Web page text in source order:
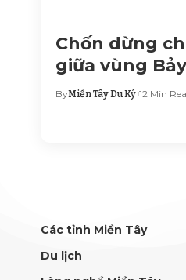
Chốn dừng
giữa vùng
ByMiền Tây Du Ký 12 Min
Các tỉnh Miền Tây
Du lịch